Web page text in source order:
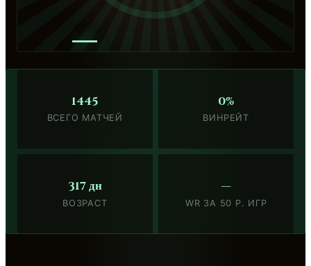
—
1445
ВСЕГО МАТЧЕЙ
0%
ВИНРЕЙТ
317 дн
ВОЗРАСТ
—
WR ЗА 50 Р. ИГР